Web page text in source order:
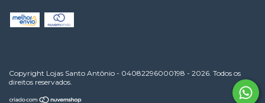
Copyright Lojas Santo Antônio - 04082296000198 - 2026. Todos os
direitos reservados.